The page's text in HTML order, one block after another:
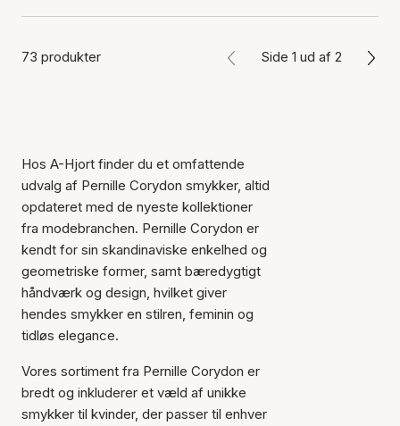
73 produkter Side 1 ud af 2
Hos A-Hjort finder du et omfattende
udvalg af Pernille Corydon smykker, altid
opdateret med de nyeste kollektioner
fra modebranchen. Pernille Corydon er
kendt for sin skandinaviske enkelhed og
geometriske former, samt bæredygtigt
håndværk og design, hvilket giver
hendes smykker en stilren, feminin og
tidløs elegance.
Vores sortiment fra Pernille Corydon er
bredt og inkluderer et væld af unikke
smykker til kvinder, der passer til enhver